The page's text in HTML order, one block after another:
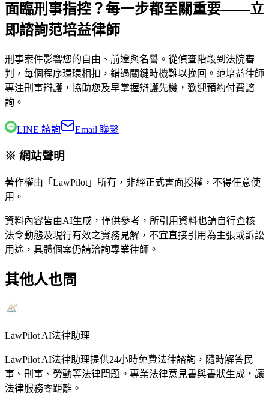
面臨刑事指控？每一步都至關重要——立
即諮詢范培益律師
刑事案件影響您的自由、前途與名譽。從偵查階段到法院審
判，每個程序環環相扣，錯過關鍵時機難以挽回。 范培益律師
專注刑事辯護，協助您及早掌握辯護先機，歡迎預約付費諮
詢。
LINE 諮詢 Email 聯繫
※ 網站聲明
著作權由「LawPilot」所有，非經正式書面授權，不得任意使
用。
資料內容皆由AI生成，僅供參考，所引用資料也請自行查核
法令動態及現行有效之實務見解，不宜直接引用為主張或訴訟
用途，具體個案仍請洽詢專業律師。
其他人也問
LawPilot AI法律助理
LawPilot AI法律助理提供24小時免費法律諮詢，隨時解答民
事、刑事、勞動等法律問題。專業法律意見書與書狀生成，讓
法律服務零距離。